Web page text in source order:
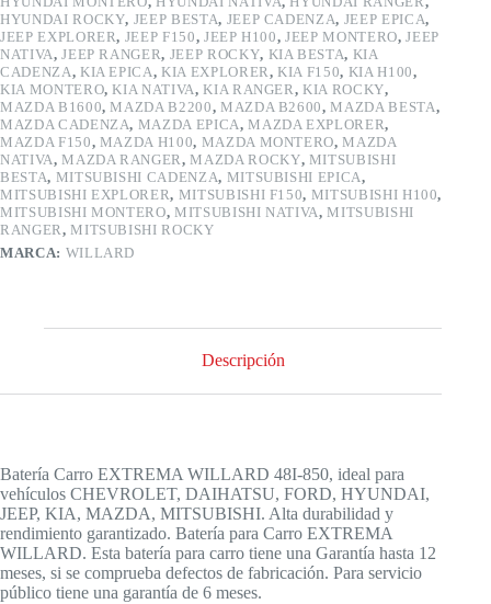
HYUNDAI ROCKY, JEEP BESTA, JEEP CADENZA, JEEP EPICA,
JEEP EXPLORER, JEEP F150, JEEP H100,JEEP MONTERO,JEEP
NATIVA,JEEP RANGER, JEEP ROCKY, KIA BESTA, KIA
CADENZA, KIA EPICA,KIA EXPLORER ,KIA F150, KIA H100,
KIA MONTERO,KIA NATIVA,KIA RANGER ,KIA ROCKY,
MAZDA B1600,MAZDA B2200, MAZDA B2600,MAZDA BESTA,
MAZDA CADENZA, MAZDA EPICA,MAZDA EXPLORER,
MAZDA F150, MAZDA H100, MAZDA MONTERO,MAZDA
NATIVA,MAZDA RANGER,MAZDA ROCKY, MITSUBISHI
BESTA, MITSUBISHI CADENZA, MITSUBISHI EPICA,
MITSUBISHI EXPLORER, MITSUBISHI F150, MITSUBISHI H100,
MITSUBISHI MONTERO,MITSUBISHI NATIVA,MITSUBISHI
RANGER ,MITSUBISHI ROCKY
MARCA: WILLARD
Descripción
Batería Carro EXTREMA WILLARD 48I-850, ideal para
vehículos CHEVROLET, DAIHATSU, FORD, HYUNDAI,
JEEP, KIA, MAZDA, MITSUBISHI. Alta durabilidad y
rendimiento garantizado. Batería para Carro EXTREMA
WILLARD. Esta batería para carro tiene una Garantía hasta 12
meses, si se comprueba defectos de fabricación. Para servicio
público tiene una garantía de 6 meses.